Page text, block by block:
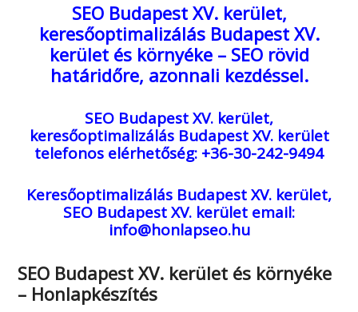
SEO Budapest XV. kerület,
keresőoptimalizálás Budapest XV.
kerület és környéke – SEO rövid
határidőre, azonnali kezdéssel.
SEO Budapest XV. kerület,
keresőoptimalizálás Budapest XV. kerület
telefonos elérhetőség: +36-30-242-9494
Keresőoptimalizálás Budapest XV. kerület,
SEO Budapest XV. kerület email:
info@honlapseo.hu
SEO Budapest XV. kerület és környéke
– Honlapkészítés